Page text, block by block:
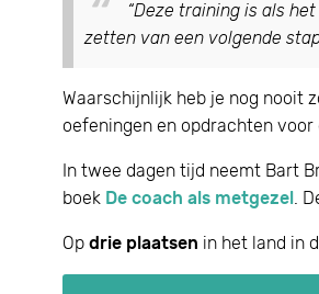
“Deze training is als
zetten van een volgende
Waarschijnlijk heb je nog nooit
oefeningen en opdrachten
In twee dagen tijd neemt Bart
boek De coach als metgezel .
Op drie plaatsen in het land in